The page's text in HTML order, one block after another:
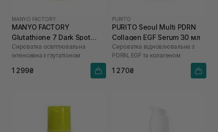
MANYO FACTORY
MANYO FACTORY
Glutathione 7 Dark Spot
Serum 30 мл
Сироватка освітлювальна
інтенсивна з глутатіоном
1 299₴
PURITO
PURITO Seoul Multi PDRN
Collagen EGF Serum 30 мл
Сироватка відновлювальна з
PDRN, EGF та колагеном
1 270₴